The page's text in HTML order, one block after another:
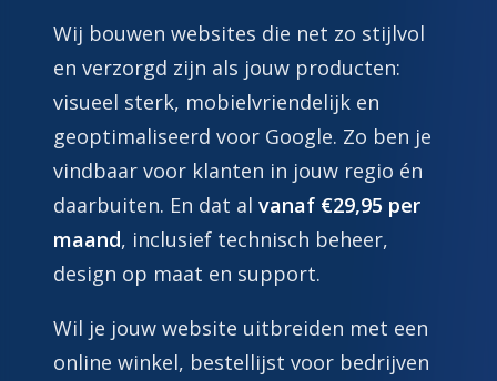
Wij bouwen websites die net zo stijlvol
en verzorgd zijn als jouw producten:
visueel sterk, mobielvriendelijk en
geoptimaliseerd voor Google. Zo ben je
vindbaar voor klanten in jouw regio én
daarbuiten. En dat al vanaf €29,95 per
maand, inclusief technisch beheer,
design op maat en support.
Wil je jouw website uitbreiden met een
online winkel, bestellijst voor bedrijven